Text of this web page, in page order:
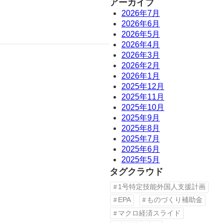
アーカイブ
2026年7月
2026年6月
2026年5月
2026年4月
2026年3月
2026年2月
2026年1月
2025年12月
2025年11月
2025年10月
2025年9月
2025年8月
2025年7月
2025年6月
2025年5月
タグクラウド
1号特定技能外国人支援計画
EPA
ものづくり補助金
マクロ経済スライド